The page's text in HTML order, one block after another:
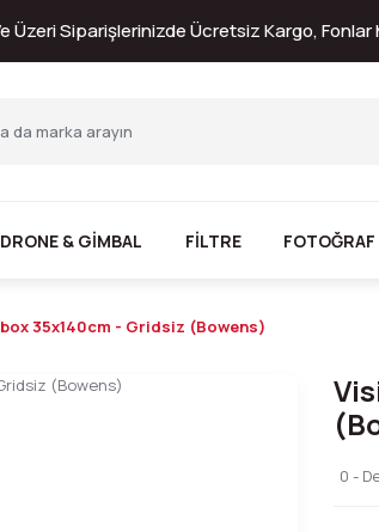
Üzeri Siparişlerinizde Ücretsiz Kargo, Fonlar
DRONE & GİMBAL FİLTRE FOTOĞRAF
35x140cm - Gridsiz (Bowens)
0 -